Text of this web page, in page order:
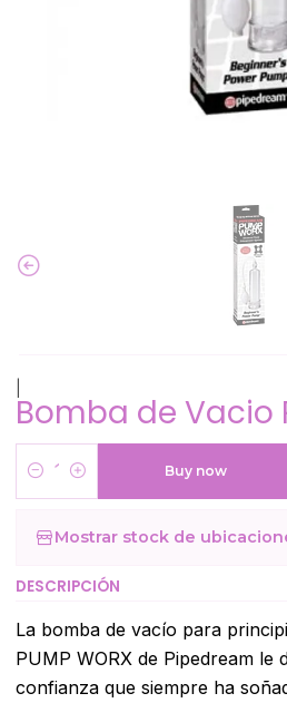
Bomba de Vacio
Cantidad
Buy now
Mostrar stock de
DESCRIPCIÓN
La bomba de vacío para
PUMP WORX de Pipedream le
confianza que siempre ha